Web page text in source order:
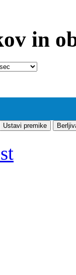
in
Ustavi premike